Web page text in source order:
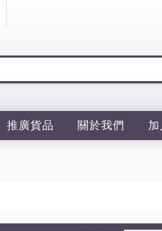
推廣貨品 關於我們 加